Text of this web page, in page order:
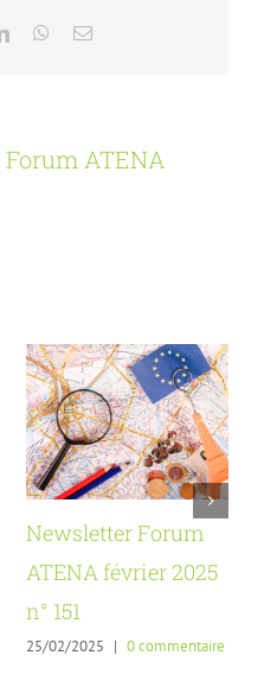
LinkedInWhatsApp
Email
Forum ATENA
Newsletter Forum
ATENA février 2025
n° 151
25/02/2025 | 0 commentaire